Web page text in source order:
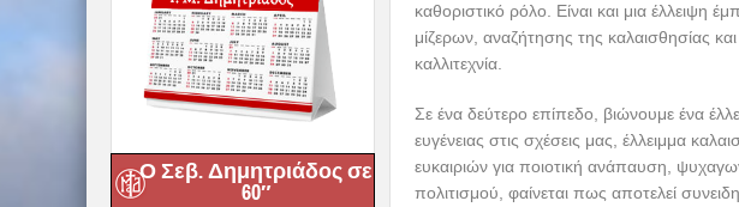
Ο Σεβ. Δημητριάδος σε
60″
καθοριστικό ρόλο. Είναι και μια έλλειψη
μίζερων, αναζήτησης της καλαισθησίας
καλλιτεχνία.
Σε ένα δεύτερο επίπεδο, βιώνουμε ένα
ευγένειας στις σχέσεις μας, έλλειμμα
ευκαιριών για ποιοτική ανάπαυση,
πολιτισμού, φαίνεται πως αποτελεί